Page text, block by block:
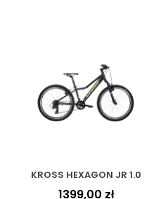
KROSS HEXAGON JR 1.0
1399,00 zł